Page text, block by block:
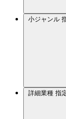
小ジャンル
詳細業種 指